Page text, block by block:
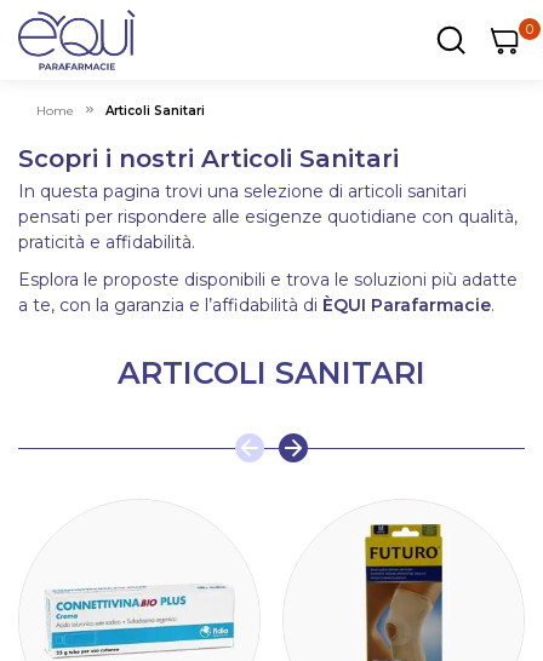
00
Home Articoli Sanitari
Scopri i nostri Articoli Sanitari
In questa pagina trovi una selezione di articoli sanitari
pensati per rispondere alle esigenze quotidiane con qualità,
praticità e affidabilità.
Esplora le proposte disponibili e trova le soluzioni più adatte
a te, con la garanzia e l’affidabilità di ÈQUI Parafarmacie.
ARTICOLI SANITARI